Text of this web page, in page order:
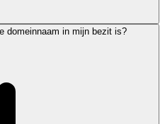
domeinnaam in mijn bezit is?